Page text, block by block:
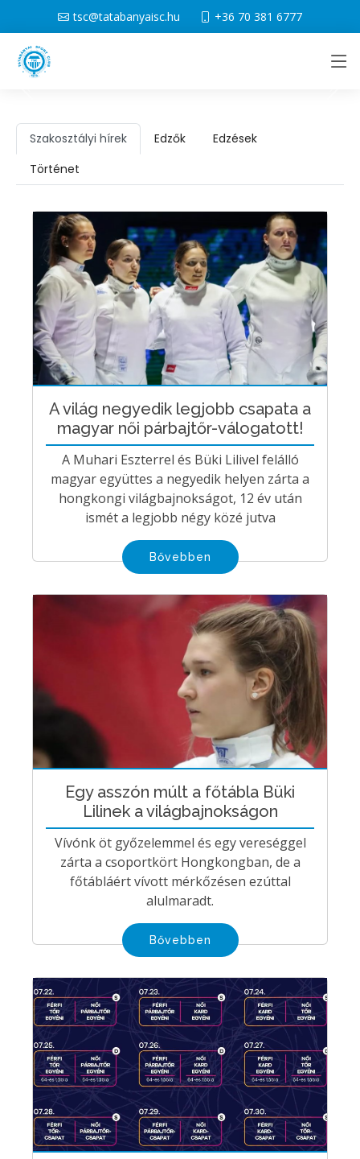
tsc@tatabanyaisc.hu +36 70 381 6777
Szakosztályi hírek Edzők
Edzések
Történet
A világ negyedik legjobb csapata a
magyar női párbajtőr-válogatott!
A Muhari Eszterrel és Büki Lilivel felálló
magyar együttes a negyedik helyen zárta a
hongkongi világbajnokságot, 12 év után
ismét a legjobb négy közé jutva
Bővebben
Egy asszón múlt a főtábla Büki
Lilinek a világbajnokságon
Vívónk öt győzelemmel és egy vereséggel
zárta a csoportkört Hongkongban, de a
főtábláért vívott mérkőzésen ezúttal
alulmaradt.
Bővebben